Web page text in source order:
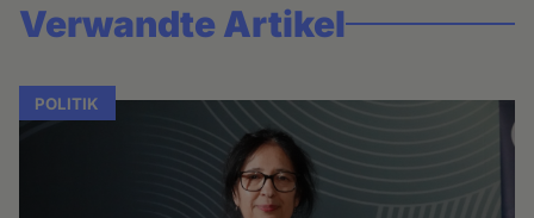
Verwandte Artikel
POLITIK